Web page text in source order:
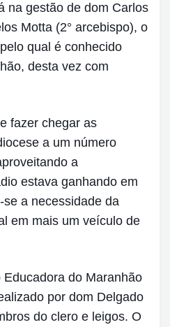
na gestão de dom Carlos
Motta (2° arcebispo), o
qual é conhecido
desta vez com
fazer chegar as
a um número
a
estava ganhando em
a necessidade da
em mais um veículo de
do Maranhão
por dom Delgado
do clero e leigos. O